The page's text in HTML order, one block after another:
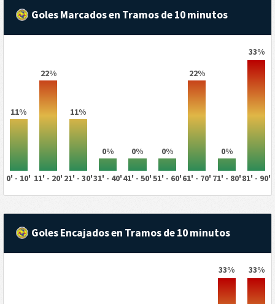
Goles Marcados en Tramos de 10 minutos
11%
22%
11%
0% 0% 0%
22%
0%
33%
0' - 10' 11' - 20' 21' - 30'31' - 40'41' - 50'51' - 60'61' - 70' 71' - 80'81' - 90'
Goles Encajados en Tramos de 10 minutos
33% 33%